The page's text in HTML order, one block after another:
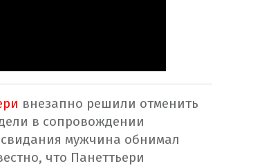
внезапно решили отменить
в сопровождении
мужчина обнимал
что Панеттьери